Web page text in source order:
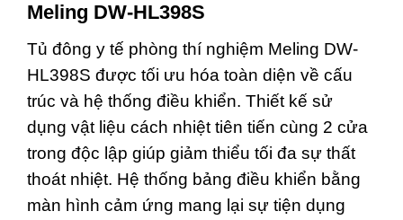
Meling DW-HL398S
Tủ đông y tế phòng thí nghiệm Meling DW-
HL398S được tối ưu hóa toàn diện về cấu
trúc và hệ thống điều khiển. Thiết kế sử
dụng vật liệu cách nhiệt tiên tiến cùng 2 cửa
trong độc lập giúp giảm thiểu tối đa sự thất
thoát nhiệt. Hệ thống bảng điều khiển bằng
màn hình cảm ứng mang lại sự tiện dụng